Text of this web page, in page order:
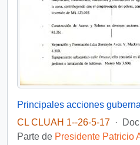
CL CLUAH 1--26-5-17 ·
Parte de Presidente Patricio